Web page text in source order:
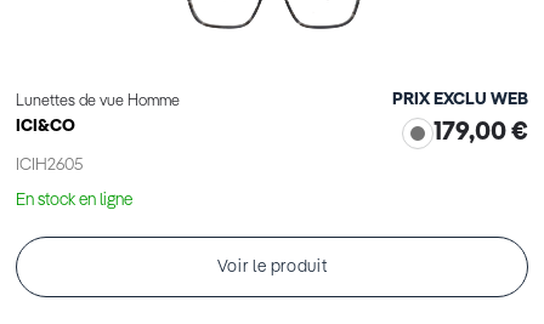
Lunettes de vue Homme
ICI&CO
ICIH2605
PRIX EXCLU WEB
179,00 €
En stock en ligne
Voir le produit